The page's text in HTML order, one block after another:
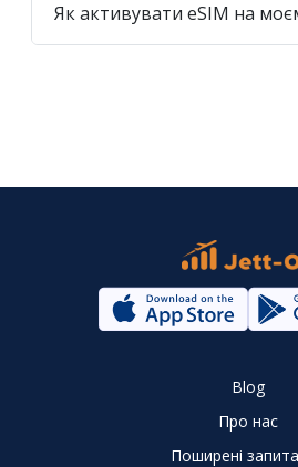
Як активувати eSIM на
Blog
Про нас
Поширені